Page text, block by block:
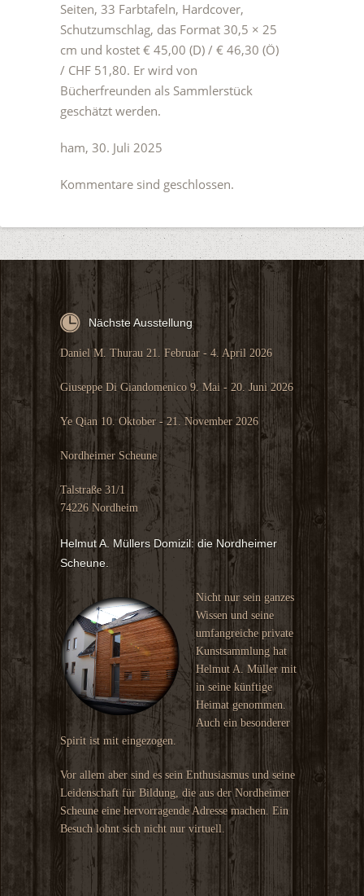
Seiten, 33 Farbtafeln, Hardcover,
Schutzumschlag, das Format 30,5 × 25
cm und kostet € 45,00 (D) / € 46,30 (Ö)
/ CHF 51,80. Er wird von
Bücherfreunden als Sammlerstück
geschätzt werden.
ham, 30. Juli 2025
Kommentare sind geschlossen.
Nächste Ausstellung
Daniel M. Thurau 21. Februar - 4. April 2026
Giuseppe Di Giandomenico 9. Mai - 20. Juni 2026
Ye Qian 10. Oktober - 21. November 2026
Nordheimer Scheune
Talstraße 31/1
74226 Nordheim
Helmut A. Müllers Domizil: die Nordheimer
Scheune.
Nicht nur sein ganzes
Wissen und seine
umfangreiche private
Kunstsammlung hat
Helmut A. Müller mit
in seine künftige
Heimat genommen.
Auch ein besonderer
Spirit ist mit eingezogen.
Vor allem aber sind es sein Enthusiasmus und seine
Leidenschaft für Bildung, die aus der Nordheimer
Scheune eine hervorragende Adresse machen. Ein
Besuch lohnt sich nicht nur virtuell.